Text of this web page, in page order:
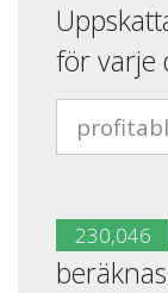
för varje
230,046